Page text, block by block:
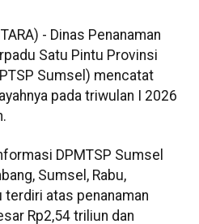
- Dinas Penanaman
Satu Pintu Provinsi
Sumsel) mencatat
pada triwulan I 2026
DPMTSP Sumsel
Sumsel, Rabu,
atas penanaman
Rp2,54 triliun dan